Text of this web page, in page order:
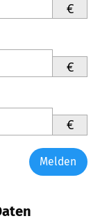
€
€
€
Melden